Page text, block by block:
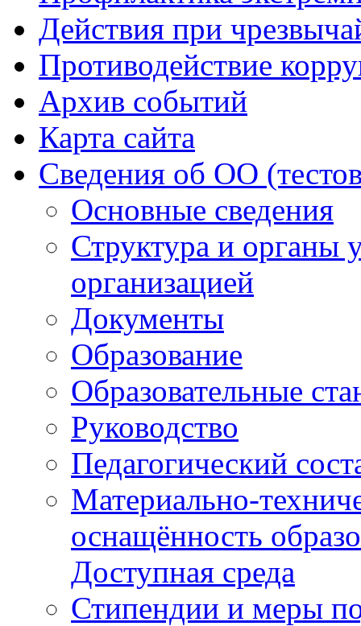
Действия при
Противодействие
Архив событий
Карта сайта
Сведения об ОО
Основные сведения
Структура и органы
организацией
Документы
Образование
Образовательные
Руководство
Педагогический
Материально-
оснащённость
Доступная среда
Стипендии и меры